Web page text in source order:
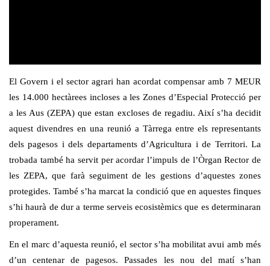
El Govern i el sector agrari han acordat compensar amb 7 MEUR
les 14.000 hectàrees incloses a les Zones d’Especial Protecció per
a les Aus (ZEPA) que estan excloses de regadiu. Així s’ha decidit
aquest divendres en una reunió a Tàrrega entre els representants
dels pagesos i dels departaments d’Agricultura i de Territori. La
trobada també ha servit per acordar l’impuls de l’Òrgan Rector de
les ZEPA, que farà seguiment de les gestions d’aquestes zones
protegides. També s’ha marcat la condició que en aquestes finques
s’hi haurà de dur a terme serveis ecosistèmics que es determinaran
properament.
En el marc d’aquesta reunió, el sector s’ha mobilitat avui amb més
d’un centenar de pagesos. Passades les nou del matí s’han